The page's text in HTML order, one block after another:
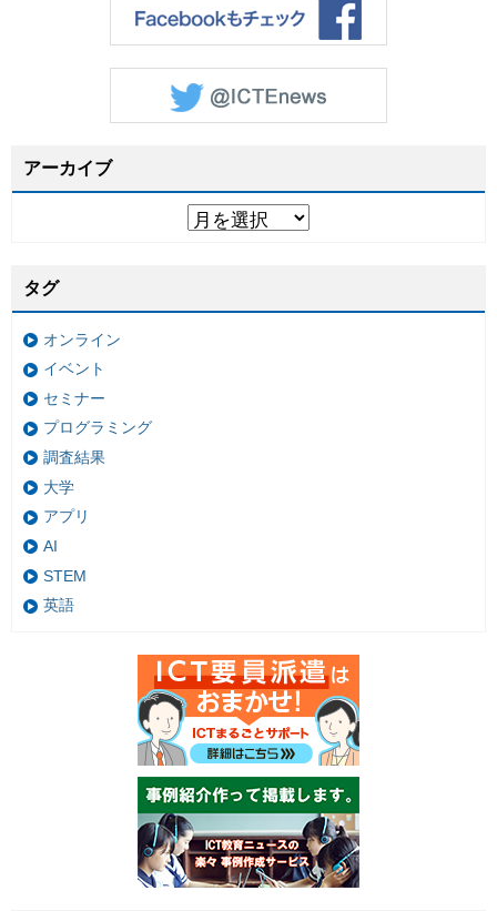
アーカイブ
タグ
オンライン
イベント
セミナー
プログラミング
調査結果
大学
アプリ
AI
STEM
英語